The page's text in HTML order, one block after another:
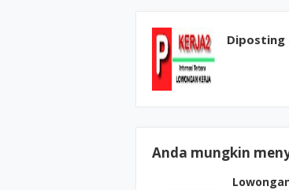
Diposting
Anda mungkin